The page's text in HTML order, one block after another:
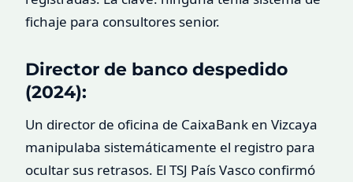
fichaje para consultores senior.
Director de banco despedido
(2024):
Un director de oficina de CaixaBank en Vizcaya
manipulaba sistemáticamente el registro para
ocultar sus retrasos. El TSJ País Vasco confirmó